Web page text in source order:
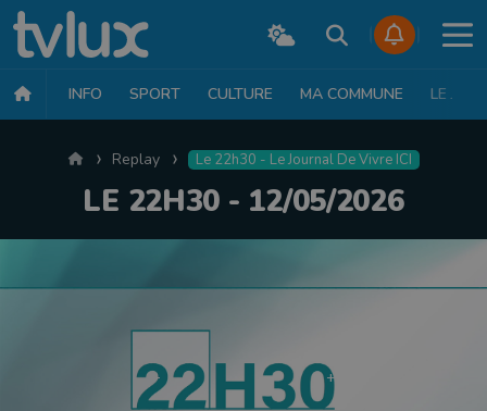
INFO SPORT CULTURE MA COMMUNE LE JT
AccueilReplay Le 22h30 - Le Journal De Vivre ICI
LE 22H30 - 12/05/2026